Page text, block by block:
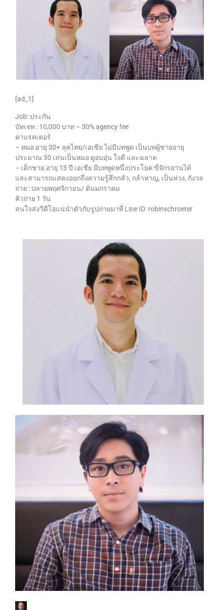
[ad_1]
Job: ประกัน
บัทเจท : 10,000 บาท – 30% agency fee
คาแรคเตอร์
– หมอ อายุ 30+ ลุคไทย/เอเชีย ไม่มีบทพูด เป็นบทผู้ชายอายุ
ประมาณ 30 เล่นเป็นหมอ ดูอบอุ่น ใจดี และฉลาด
– เด็กชาย อายุ 13 ปี เอเชีย มีบทพูดหนึ่งประโยค ขี่จักรยานได้
และสามารถแสดงออกถึงความรู้สึกกลัว, กล้าหาญ, เป็นห่วง, กังวล
ถ่าย : ปลายพฤศจิกายน/ ต้นมกราคม
คิวถ่าย 1 วัน
สนใจส่งวีดีโอแน่นำตัวกับรูปถ่ายมาที่ Line ID: robinschroeter